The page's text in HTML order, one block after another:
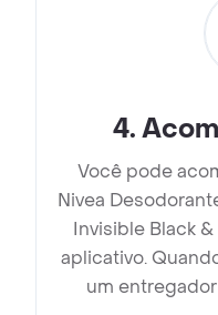
4.
Você pode
Nivea
Invisible Black
aplicativo.
um